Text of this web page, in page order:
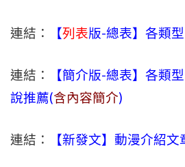
連結： 【列表版-總表】各類
連結：
【簡介版-總表】各類
說推薦(含內容簡介)
連結： 【新發文】動漫介紹文